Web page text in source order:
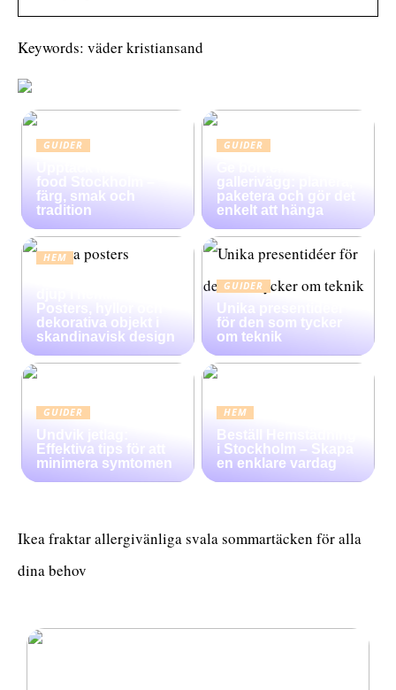
Keywords: väder kristiansand
GUIDER
food Stockholm –
färg, smak och
tradition
GUIDER
gallerivägg: planera,
paketera och gör det
enkelt att hänga
HEM
Posters, hyllor och
dekorativa objekt i
skandinavisk design
GUIDER
Unika presentidéer
för den som tycker
om teknik
GUIDER
Undvik jetlag:
Effektiva tips för att
minimera symtomen
HEM
Beställ Hemstädning
i Stockholm – Skapa
en enklare vardag
Ikea fraktar allergivänliga svala sommartäcken för alla
dina behov